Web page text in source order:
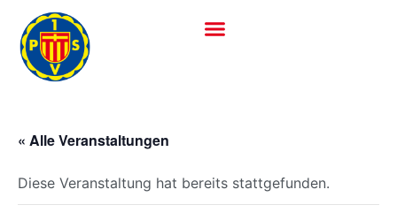
« Alle Veranstaltungen
Diese Veranstaltung hat bereits stattgefunden.